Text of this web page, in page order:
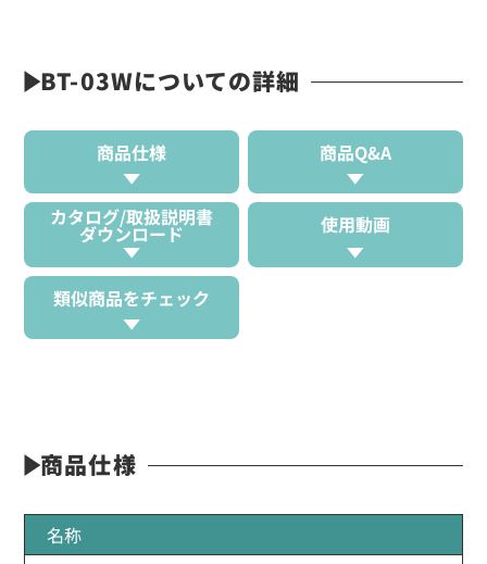
BT-03Wについての詳細
商品仕様 商品Q&A
カタログ/取扱説明書
ダウンロード 使用動画
類似商品をチェック
商品仕様
名称